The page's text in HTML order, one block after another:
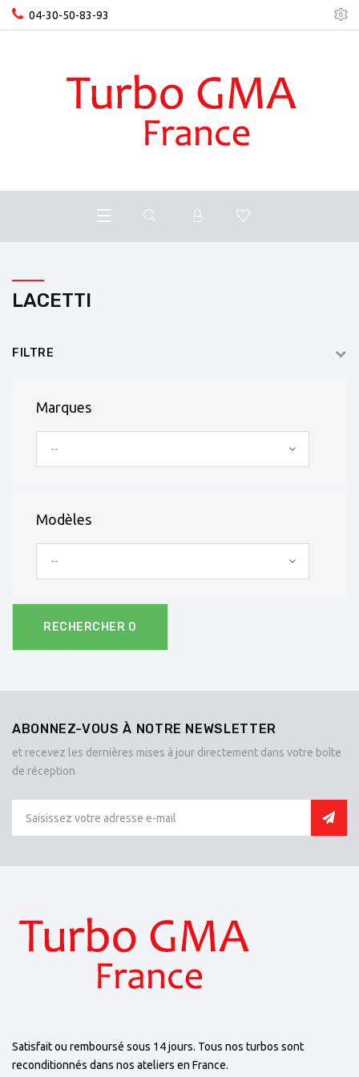
04-30-50-83-93
LACETTI
FILTRE
Marques
--
Modèles
--
RECHERCHER 0
ABONNEZ-VOUS À NOTRE NEWSLETTER
et recevez les dernières mises à jour directement dans votre boîte
de réception
Satisfait ou remboursé sous 14 jours. Tous nos turbos sont
reconditionnés dans nos ateliers en France.